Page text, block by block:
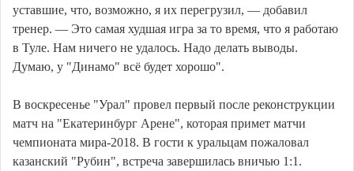
уставшие, что, возможно, я их перегрузил, — добавил
тренер. — Это самая худшая игра за то время, что я работаю
в Туле. Нам ничего не удалось. Надо делать выводы.
Думаю, у "Динамо" всё будет хорошо".
В воскресенье "Урал" провел первый после реконструкции
матч на "Екатеринбург Арене", которая примет матчи
чемпионата мира-2018. В гости к уральцам пожаловал
казанский "Рубин", встреча завершилась вничью 1:1.